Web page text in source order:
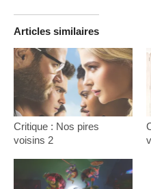
Articles similaires
Critique : Nos pires
voisins 2